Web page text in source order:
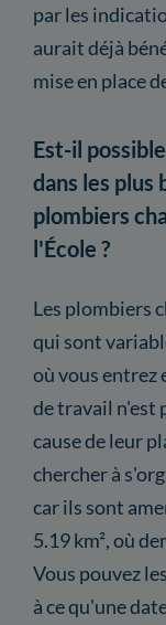
par les
aurait déjà
mise en place
Est-il
dans les plus
plombiers
l'École ?
Les plombiers
qui sont
où vous entrez
de travail n'est
cause de leur
chercher à
car ils sont
5.19 km², où
Vous pouvez
à ce qu'une